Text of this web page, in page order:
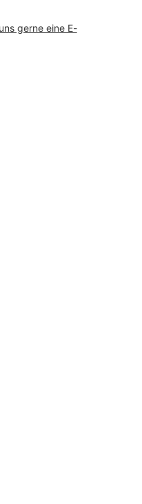
gerne eine E-